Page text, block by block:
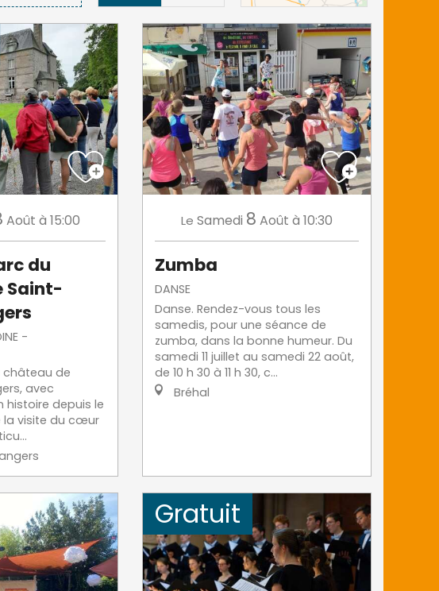
Août à 15:00
du
Saint-
-
château de
avec
histoire depuis le
la visite du cœur
Le Samedi 8 Août à 10:30
Zumba
DANSE
Danse. Rendez-vous tous les
samedis, pour une séance de
zumba, dans la bonne humeur. Du
samedi 11 juillet au samedi 22 août,
de 10 h 30 à 11 h 30, c...
Bréhal
Gratuit